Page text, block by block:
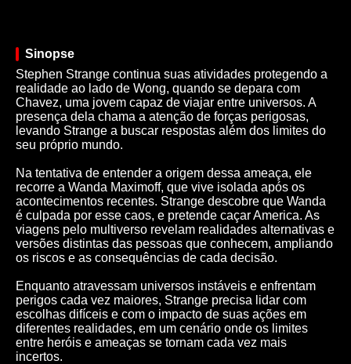
Sinopse
Stephen Strange continua suas atividades protegendo a
realidade ao lado de Wong, quando se depara com
Chavez, uma jovem capaz de viajar entre universos. A
presença dela chama a atenção de forças perigosas,
levando Strange a buscar respostas além dos limites do
seu próprio mundo.
Na tentativa de entender a origem dessa ameaça, ele
recorre a Wanda Maximoff, que vive isolada após os
acontecimentos recentes. Strange descobre que Wanda
é culpada por esse caos, e pretende caçar America. As
viagens pelo multiverso revelam realidades alternativas e
versões distintas das pessoas que conhecem, ampliando
os riscos e as consequências de cada decisão.
Enquanto atravessam universos instáveis e enfrentam
perigos cada vez maiores, Strange precisa lidar com
escolhas difíceis e com o impacto de suas ações em
diferentes realidades, em um cenário onde os limites
entre heróis e ameaças se tornam cada vez mais
incertos.